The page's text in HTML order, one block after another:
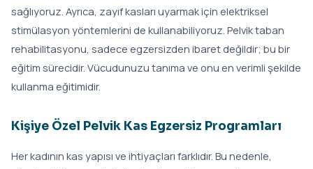
sağlıyoruz. Ayrıca, zayıf kasları uyarmak için elektriksel
stimülasyon yöntemlerini de kullanabiliyoruz. Pelvik taban
rehabilitasyonu, sadece egzersizden ibaret değildir; bu bir
eğitim sürecidir. Vücudunuzu tanıma ve onu en verimli şekilde
kullanma eğitimidir.
Kişiye Özel Pelvik Kas Egzersiz Programları
Her kadının kas yapısı ve ihtiyaçları farklıdır. Bu nedenle,